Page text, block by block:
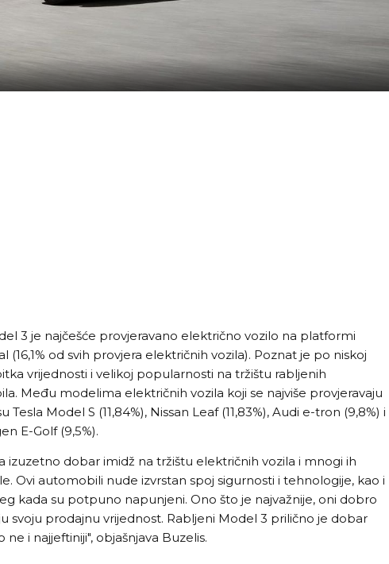
3 je najčešće provjeravano električno vozilo na platformi
(16,1% od svih provjera električnih vozila). Poznat je po niskoj
vrijednosti i velikoj popularnosti na tržištu rabljenih
Među modelima električnih vozila koji se najviše provjeravaju
Tesla Model S (11,84%), Nissan Leaf (11,83%), Audi e-tron (9,8%) i
E-Golf (9,5%).
izuzetno dobar imidž na tržištu električnih vozila i mnogi ih
Ovi automobili nude izvrstan spoj sigurnosti i tehnologije, kao i
kada su potpuno napunjeni. Ono što je najvažnije, oni dobro
svoju prodajnu vrijednost. Rabljeni Model 3 prilično je dobar
ne i najjeftiniji", objašnjava Buzelis.